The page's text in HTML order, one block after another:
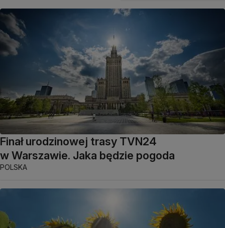
Finał urodzinowej trasy TVN24
w Warszawie. Jaka będzie pogoda
POLSKA